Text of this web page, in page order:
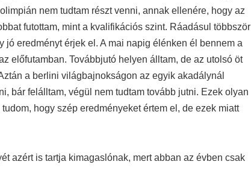
nem tudtam részt venni, annak ellenére, hogy az
futottam, mint a kvalifikációs szint. Ráadásul többször
eredményt érjek el. A mai napig élénken él bennem a
előfutamban. Továbbjutó helyen álltam, de az utolsó öt
a berlini világbajnokságon az egyik akadálynál
bár felálltam, végül nem tudtam tovább jutni. Ezek olyan
hogy szép eredményeket értem el, de ezek miatt
azért is tartja kimagaslónak, mert abban az évben csak